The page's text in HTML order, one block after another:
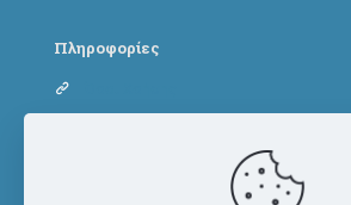
Πληροφορίες